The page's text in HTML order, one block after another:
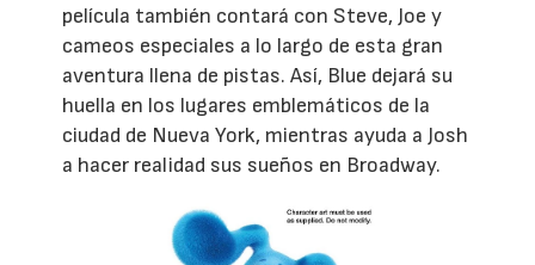
película también contará con Steve, Joe y
cameos especiales a lo largo de esta gran
aventura llena de pistas. Así, Blue dejará su
huella en los lugares emblemáticos de la
ciudad de Nueva York, mientras ayuda a Josh
a hacer realidad sus sueños en Broadway.